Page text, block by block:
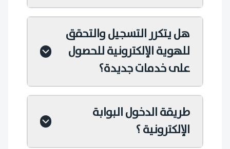
هل يتكرر التسجيل والتحقق
للهوية الإلكترونية للحصول
على خدمات جديدة؟
طريقة الدخول البوابة
الإلكترونية ؟